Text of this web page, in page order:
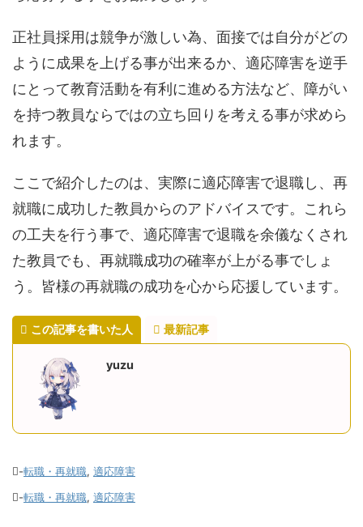
正社員採用は競争が激しい為、面接では自分がどの
ように成果を上げる事が出来るか、適応障害を逆手
にとって教育活動を有利に進める方法など、障がい
を持つ教員ならではの立ち回りを考える事が求めら
れます。
ここで紹介したのは、実際に適応障害で退職し、再
就職に成功した教員からのアドバイスです。これら
の工夫を行う事で、適応障害で退職を余儀なくされ
た教員でも、再就職成功の確率が上がる事でしょ
う。皆様の再就職の成功を心から応援しています。
この記事を書いた人 最新記事
yuzu
-転職・再就職, 適応障害
-転職・再就職, 適応障害